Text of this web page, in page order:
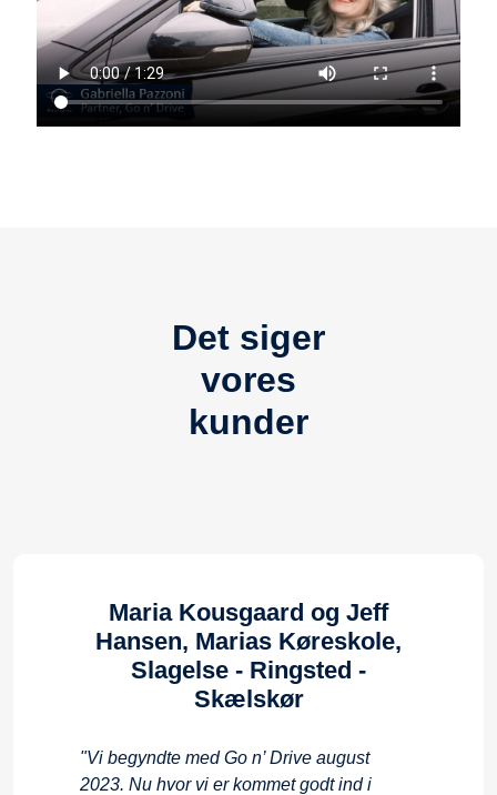
Det siger
vores
kunder
Nikolaj Stavnskær, Den
Rolige Køreskole, Ølstykke
"Jeg har benyttet Go n’ Drive i 4 år. Det
problemer med systemet. I starten havde
jeg brug for en del hjælp, men efter et par